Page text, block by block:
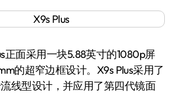
面采用一块5.88英寸的1080p屏
的超窄边框设计。X9s Plus采用了
线型设计，并应用了第四代镜面